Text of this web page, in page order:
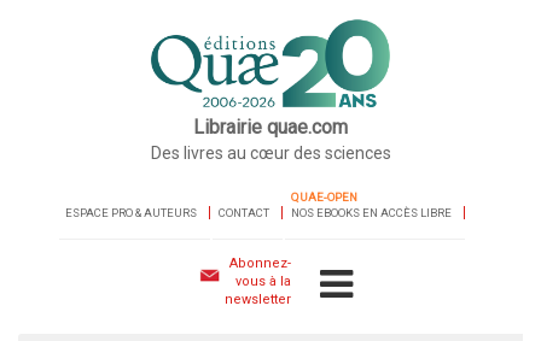
Librairie quae.com
Des livres au cœur des sciences
ESPACE PRO & AUTEURS CONTACT
QUAE-OPEN
NOS EBOOKS EN ACCÈS LIBRE
Abonnez-
vous à la
newsletter